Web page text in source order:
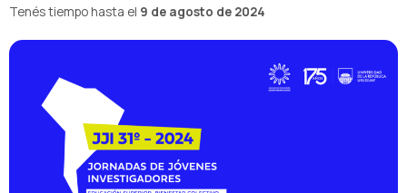
Tenés tiempo hasta el 9 de agosto de 2024